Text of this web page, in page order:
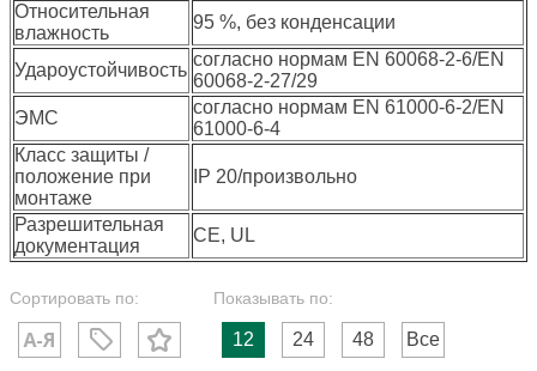
Относительная
влажность
95 %, без конденсации
Удароустойчивость
согласно нормам EN 60068-2-6/EN
60068-2-27/29
ЭМС
согласно нормам EN 61000-6-2/EN
61000-6-4
Класс защиты /
положение при
монтаже
IP 20/произвольно
Разрешительная
документация
CE, UL
Сортировать по: Показывать по:
12 24 48 Все